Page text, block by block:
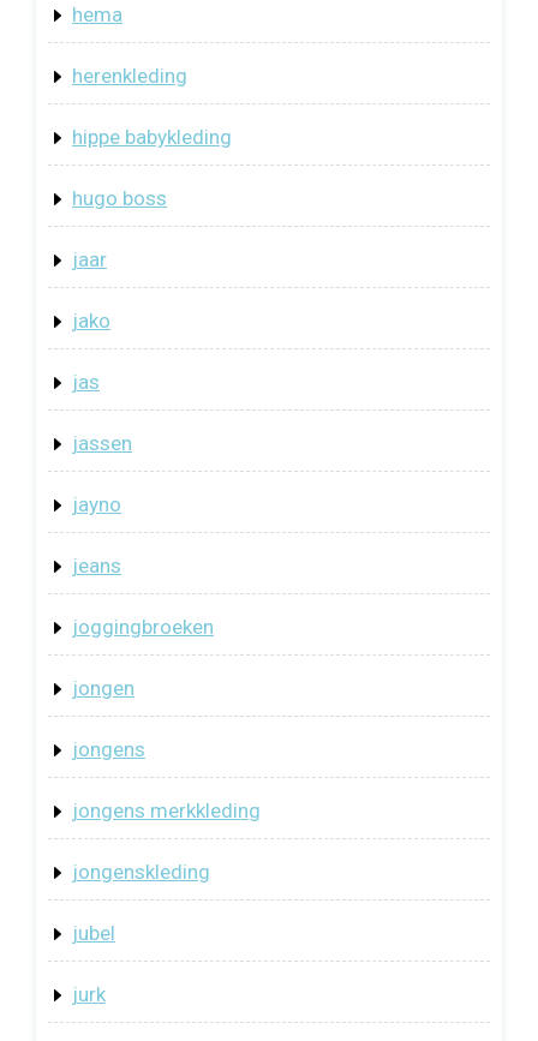
hema
herenkleding
hippe babykleding
hugo boss
jaar
jako
jas
jassen
jayno
jeans
joggingbroeken
jongen
jongens
jongens merkkleding
jongenskleding
jubel
jurk